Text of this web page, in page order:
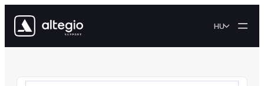
HU